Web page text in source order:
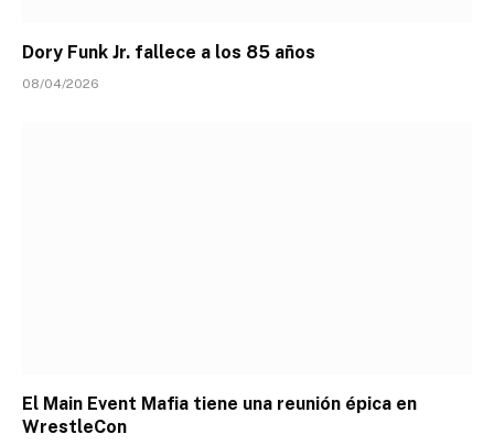
Dory Funk Jr. fallece a los 85 años
08/04/2026
El Main Event Mafia tiene una reunión épica en
WrestleCon